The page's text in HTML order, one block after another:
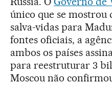
único que se mostrou
salva-vidas para
fontes oficiais, a
ambos os países
para reestruturar 3
Moscou não